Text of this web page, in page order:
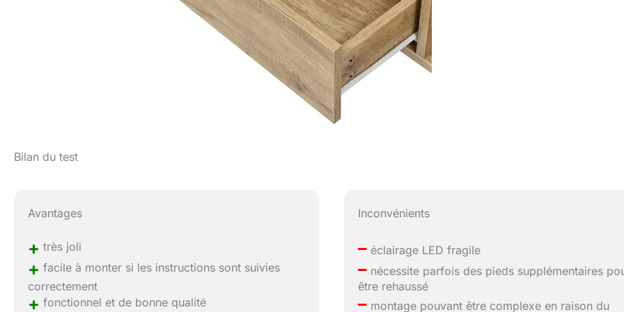
Bilan du test
Avantages
+ très joli
+ facile à monter si les instructions sont suivies
correctement
+ fonctionnel et de bonne qualité
Inconvénients
– éclairage LED fragile
– nécessite parfois des pieds supplémentaires
être rehaussé
– montage pouvant être complexe en raison du